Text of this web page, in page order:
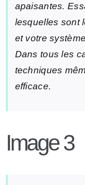
apaisantes.
lesquelles sont
et votre
Dans tous les
techniques
efficace.
Image 3